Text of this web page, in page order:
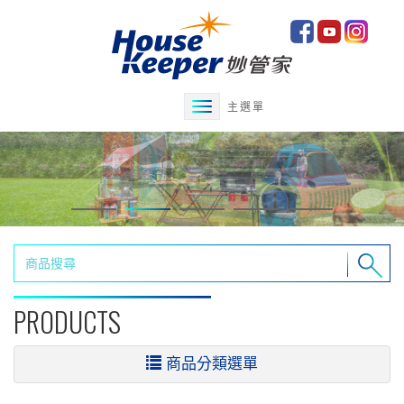
主選單
PRODUCTS
商品分類選單